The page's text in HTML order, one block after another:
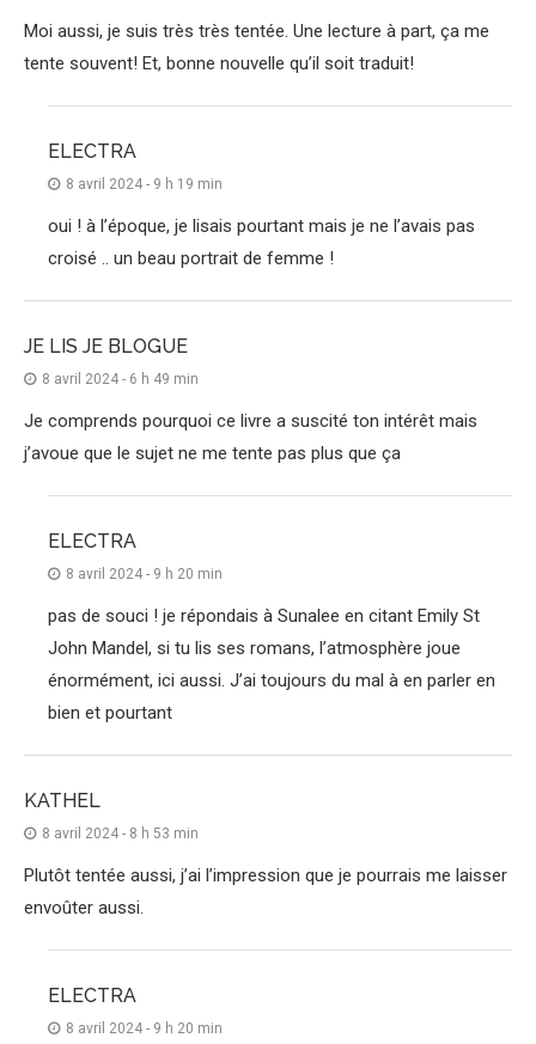
Moi aussi, je suis très très tentée. Une lecture à part, ça me
tente souvent! Et, bonne nouvelle qu’il soit traduit!
ELECTRA
8 avril 2024 - 9 h 19 min
oui ! à l’époque, je lisais pourtant mais je ne l’avais pas
croisé .. un beau portrait de femme !
JE LIS JE BLOGUE
8 avril 2024 - 6 h 49 min
Je comprends pourquoi ce livre a suscité ton intérêt mais
j’avoue que le sujet ne me tente pas plus que ça
ELECTRA
8 avril 2024 - 9 h 20 min
pas de souci ! je répondais à Sunalee en citant Emily St
John Mandel, si tu lis ses romans, l’atmosphère joue
énormément, ici aussi. J’ai toujours du mal à en parler en
bien et pourtant
KATHEL
8 avril 2024 - 8 h 53 min
Plutôt tentée aussi, j’ai l’impression que je pourrais me laisser
envoûter aussi.
ELECTRA
8 avril 2024 - 9 h 20 min